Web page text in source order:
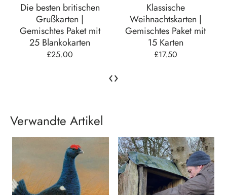
Die besten britischen
Grußkarten |
Gemischtes Paket mit
25 Blankokarten
£25.00
Klassische
Weihnachtskarten |
Gemischtes Paket mit
15 Karten
£17.50
‹›
Verwandte Artikel